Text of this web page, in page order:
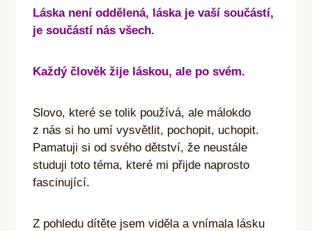
Láska není oddělená, láska je vaší součástí,
je součástí nás všech.
Každý člověk žije láskou, ale po svém.
Slovo, které se tolik používá, ale málokdo
z nás si ho umí vysvětlit, pochopit, uchopit.
Pamatuji si od svého dětství, že neustále
studuji toto téma, které mi přijde naprosto
fascinující.
Z pohledu dítěte jsem viděla a vnímala lásku